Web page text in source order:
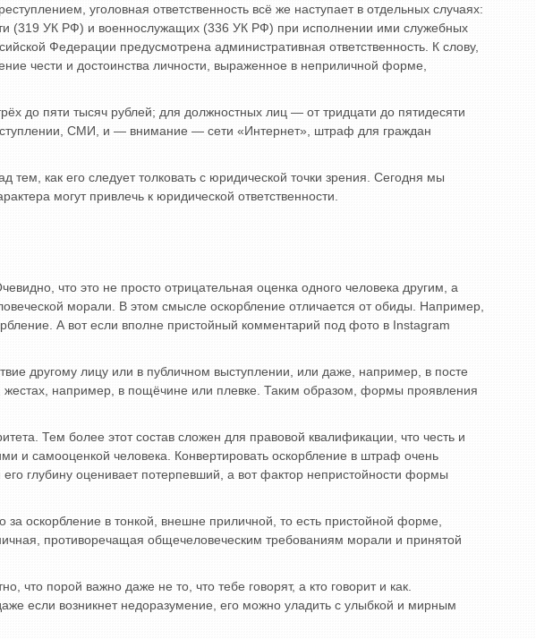
уголовная ответственность всё же наступает в отдельных случаях:
(319 УК РФ) и военнослужащих (336 УК РФ) при исполнении ими служебных
Федерации предусмотрена административная ответственность. К слову,
чести и достоинства личности, выраженное в неприличной форме,
до пяти тысяч рублей; для должностных лиц — от тридцати до пятидесяти
СМИ, и — внимание — сети «Интернет», штраф для граждан
как его следует толковать с юридической точки зрения. Сегодня мы
могут привлечь к юридической ответственности.
что это не просто отрицательная оценка одного человека другим, а
морали. В этом смысле оскорбление отличается от обиды. Например,
А вот если вполне пристойный комментарий под фото в Instagram
другому лицу или в публичном выступлении, или даже, например, в посте
например, в пощёчине или плевке. Таким образом, формы проявления
Тем более этот состав сложен для правовой квалификации, что честь и
и самооценкой человека. Конвертировать оскорбление в штраф очень
глубину оценивает потерпевший, а вот фактор непристойности формы
оскорбление в тонкой, внешне приличной, то есть пристойной форме,
противоречащая общечеловеческим требованиям морали и принятой
порой важно даже не то, что тебе говорят, а кто говорит и как.
если возникнет недоразумение, его можно уладить с улыбкой и мирным